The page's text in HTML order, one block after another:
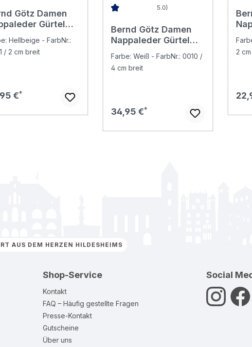
Götz Damen
Gürtel
Hellbeige - FarbNr.:
/ 2 cm breit
Preis:
€
Durchschnittliche Bewertung von 5 von 5
5.0)
Bernd Götz Damen
Nappaleder Gürtel
Farbe: Weiß - FarbNr.: 0010 /
4 cm breit
Regulärer Preis:
34,95 €
2
AUS DEM HERZEN HILDESHEIMS
Shop-Service
Kontakt
FAQ – Häufig gestellte Fragen
Presse-Kontakt
Gutscheine
Über uns
Social